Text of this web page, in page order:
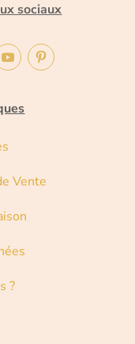
sociaux
Vente
?